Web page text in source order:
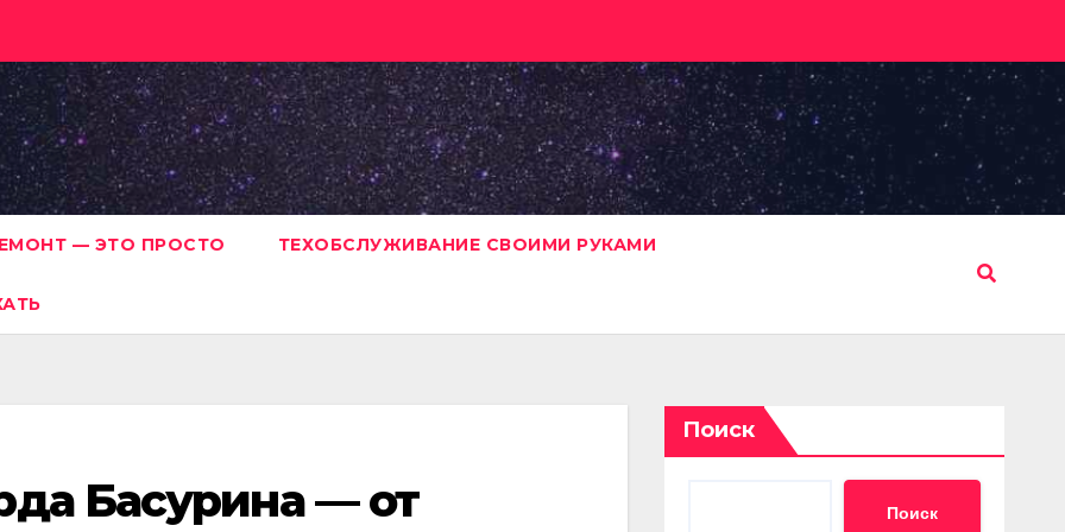
— ЭТО ПРОСТО ТЕХОБСЛУЖИВАНИЕ СВОИМИ РУКАМИ
Басурина — от
Поиск
Поиск